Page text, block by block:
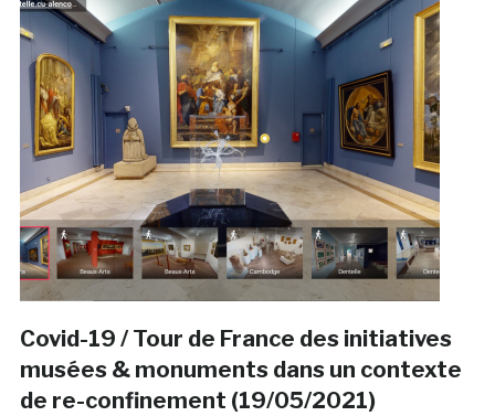
Covid-19 / Tour de France des initiatives
musées & monuments dans un contexte
de re-confinement (19/05/2021)